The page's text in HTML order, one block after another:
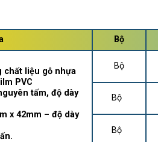
Bộ
chất liệu gỗ nhựa
PVC
tấm, độ dày
x 42mm – độ dày
Bộ
Bộ
Bộ